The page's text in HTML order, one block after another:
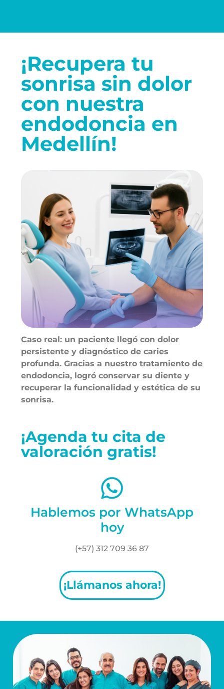
¡Recupera tu
sonrisa sin dolor
con nuestra
endodoncia en
Medellín!
Caso real: un paciente llegó con dolor
persistente y diagnóstico de caries
profunda. Gracias a nuestro tratamiento de
endodoncia, logró conservar su diente y
recuperar la funcionalidad y estética de su
sonrisa.
¡Agenda tu cita de
valoración gratis!
Hablemos por WhatsApp
hoy
(+57) 312 709 36 87
¡Llámanos ahora!